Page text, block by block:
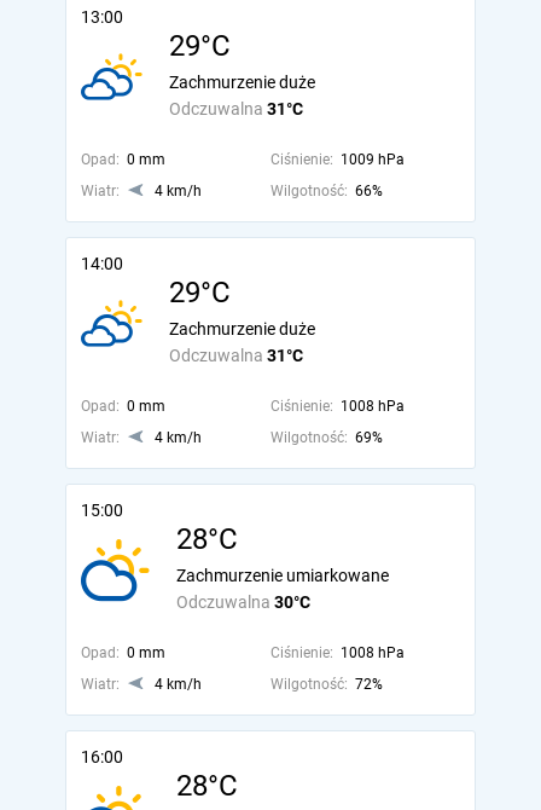
13:00
29°C
Odczuwalna 31°C
Zachmurzenie duże
Opad: 0 mm Ciśnienie: 1009 hPa
Wiatr:
4 km/h Wilgotność: 66%
14:00
29°C
Odczuwalna 31°C
Zachmurzenie duże
Opad: 0 mm Ciśnienie: 1008 hPa
Wiatr:
4 km/h Wilgotność: 69%
15:00
28°C
Odczuwalna 30°C
Zachmurzenie umiarkowane
Opad: 0 mm Ciśnienie: 1008 hPa
Wiatr:
4 km/h Wilgotność: 72%
16:00
28°C